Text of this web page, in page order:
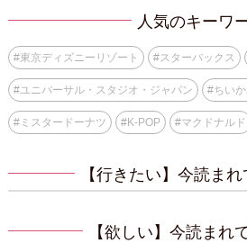
人気のキーワ
#東京ディズニーリゾート #スターバックス
#ユニバーサル・スタジオ・ジャパン #ちい
#ミスタードーナツ #K-POP #マクドナルド
【行きたい】今読ま
【欲しい】今読まれ